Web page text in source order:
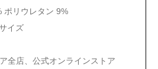
ポリウレタン 9%
イズ
全店、公式オンラインストア